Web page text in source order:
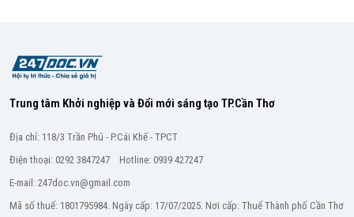
Trung tâm Khởi nghiệp và Đổi mới sáng tạo TP.Cần Thơ
Địa chỉ: 118/3 Trần Phú - P.Cái Khế - TPCT
Điện thoại: 0292 3847247 Hotline: 0939 427247
E-mail: 247doc.vn@gmail.com
Mã số thuế: 1801795984. Ngày cấp: 17/07/2025. Nơi cấp: Thuế Thành phố Cần Thơ